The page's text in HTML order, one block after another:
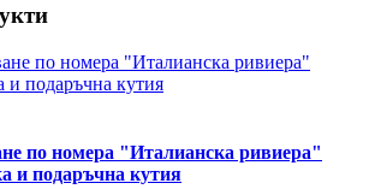
по номера "Италианска ривиера"
и подаръчна кутия